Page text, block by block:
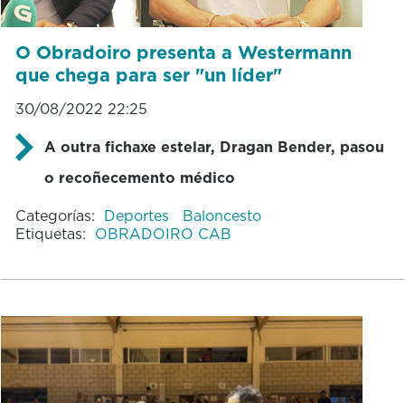
O Obradoiro presenta a Westermann
que chega para ser "un líder"
30/08/2022 22:25
A outra fichaxe estelar, Dragan Bender, pasou
o recoñecemento médico
Categorías: Deportes
Baloncesto
Etiquetas: OBRADOIRO CAB